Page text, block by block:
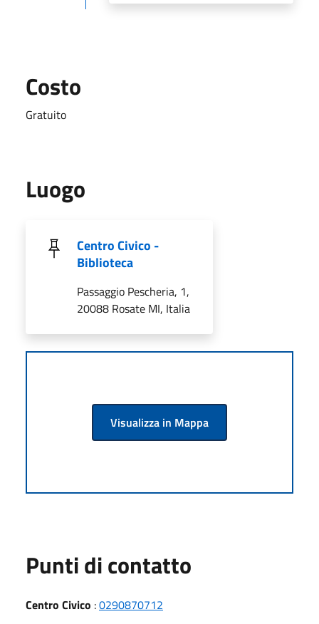
Costo
Gratuito
Luogo
Centro Civico -
Biblioteca
Passaggio Pescheria, 1,
20088 Rosate MI, Italia
Visualizza in Mappa
Punti di contatto
Centro Civico :0290870712